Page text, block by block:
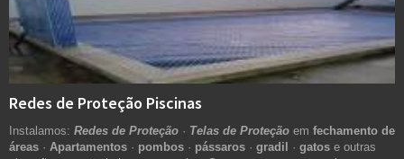
Redes de Proteção Piscinas
Instalamos: Redes de Proteção · Telas de Proteção em fechamento de
áreas · Apartamentos · pombos · pássaros · gradil · gatos e outras